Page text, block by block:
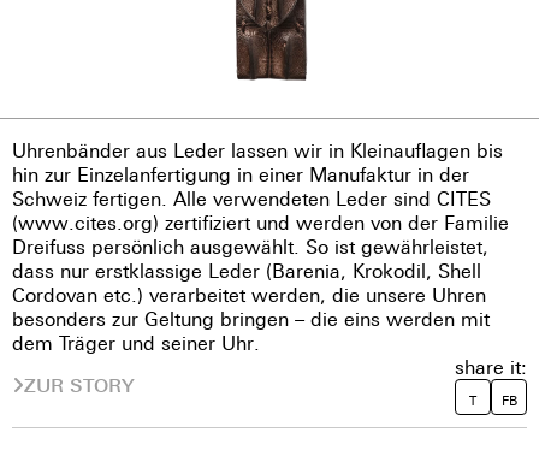
Uhrenbänder aus Leder lassen wir in Kleinauflagen bis
hin zur Einzelanfertigung in einer Manufaktur in der
Schweiz fertigen. Alle verwendeten Leder sind CITES
(www.cites.org) zertifiziert und werden von der Familie
Dreifuss persönlich ausgewählt. So ist gewährleistet,
dass nur erstklassige Leder (Barenia, Krokodil, Shell
Cordovan etc.) verarbeitet werden, die unsere Uhren
besonders zur Geltung bringen – die eins werden mit
dem Träger und seiner Uhr.
ZUR STORY
share it:
T FB